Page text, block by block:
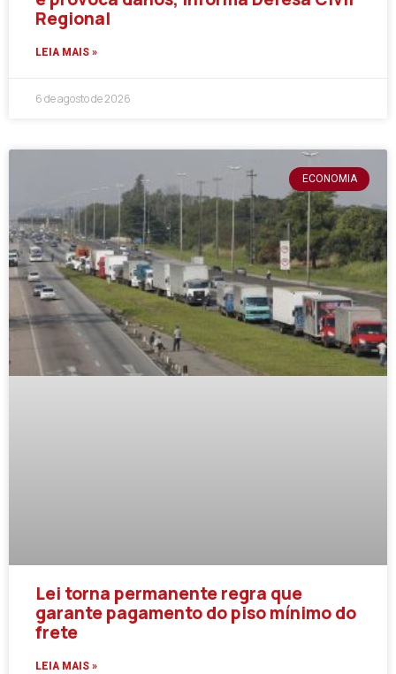
Regional
LEIA MAIS »
6 de agosto de 2026
ECONOMIA
Lei torna permanente regra que
garante pagamento do piso mínimo do
frete
LEIA MAIS »